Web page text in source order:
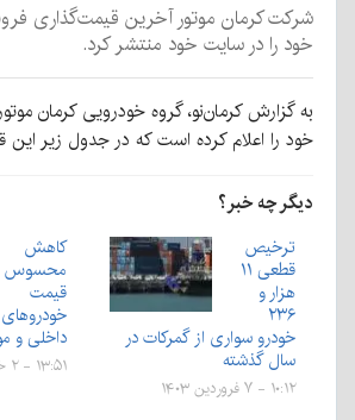
شرکت کرمان موتور آخرین قیمت‌گذاری
خود را در سایت خود منتشر کرد.
به گزارش کرمان‌‌نو، گروه خودرویی کرمان
خود را اعلام کرده است که در جدول زیر این
دیگر چه خبر؟
ترخیص
قطعی ۱۱
هزار و
۲۳۶
خودرو سواری از گمرکات در
سال گذشته
۱۰:۱۲ - ۷ فروردین ۱۴۰۳
کاهش
محسوس
قیمت
خودروهای
داخلی و
۱۳:۵۱ - ۲ خرداد ۱۴۰۲